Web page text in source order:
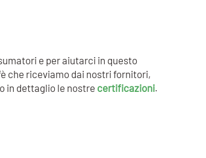
e per aiutarci in questo
che riceviamo dai nostri fornitori,
in dettaglio le nostre certificazioni.